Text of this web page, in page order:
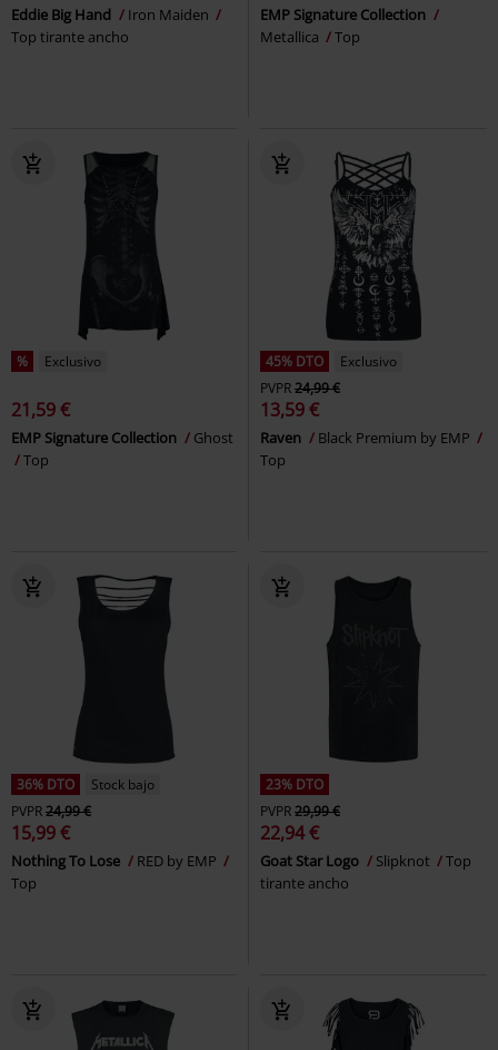
Eddie Big Hand
Iron Maiden
Top tirante ancho
EMP Signature Collection
Metallica
Top
% Exclusivo
21,59 €
EMP Signature Collection
Ghost
Top
45% DTO
Exclusivo
PVPR24,99 €
13,59 €
Raven
Black Premium by EMP
Top
36% DTO
Stock bajo
PVPR24,99 €
15,99 €
Nothing To Lose
RED by EMP
Top
23% DTO
PVPR29,99 €
22,94 €
Goat Star Logo Slipknot
Top
tirante ancho